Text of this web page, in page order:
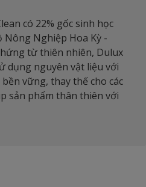
có 22% gốc sinh học
Nghiệp Hoa Kỳ -
từ thiên nhiên, Dulux
dụng nguyên vật liệu với
vững, thay thế cho các
sản phẩm thân thiên với